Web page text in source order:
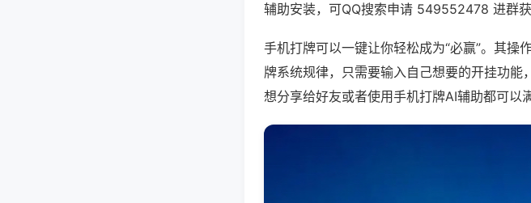
辅助安装，可QQ搜索申请 549552478 进群
手机打牌可以一键让你轻松成为“必赢”。其
牌系统规律，只需要输入自己想要的开挂功
想分享给好友或者使用手机打牌AI辅助都可以